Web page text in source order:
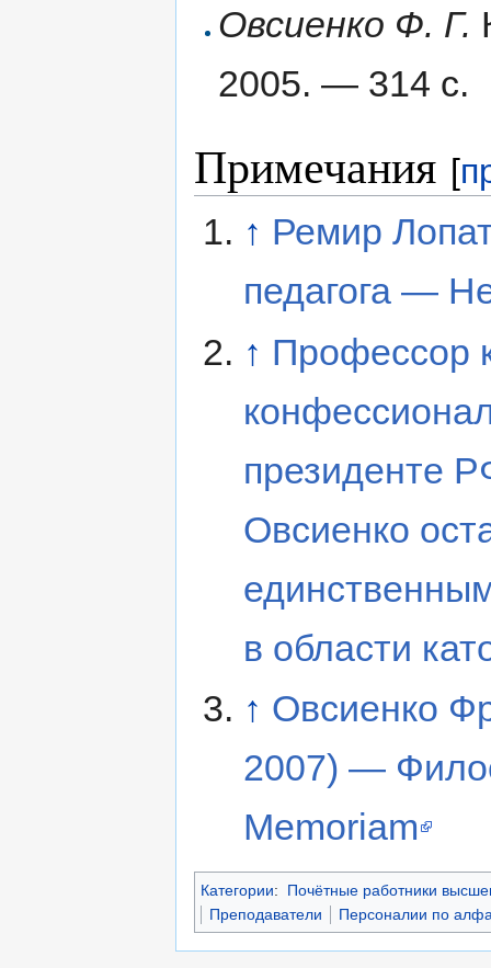
Овсиенко Ф. Г.
2005. — 314 с.
Примечания [
↑ Ремир
педагога —
↑ Профессор
президенте
Овсиенко
в области
↑ Овсиенко
2007) —
Memoriam
Категории:
Почётные работники
Преподаватели
Персоналии по